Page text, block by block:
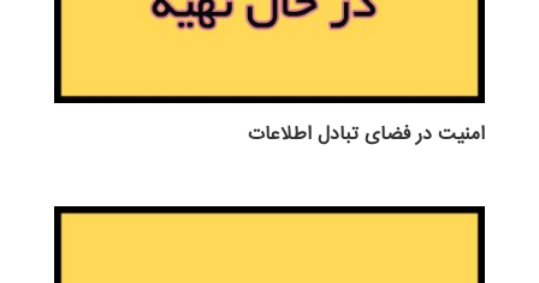
امنیت در فضای تبادل اطلاعات